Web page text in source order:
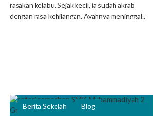
rasakan kelabu. Sejak kecil, ia sudah akrab
dengan rasa kehilangan. Ayahnya meninggal..
Berita Sekolah Blog